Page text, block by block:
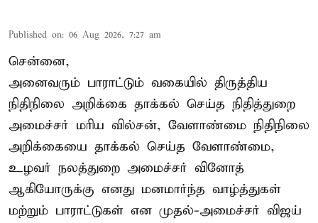
Published on: 06 Aug 2026, 7:27 am
சென்னை,
அனைவரும் பாராட்டும் வகையில் திருத்திய
நிதிநிலை அறிக்கை தாக்கல் செய்த நிதித்துறை
அமைச்சர் மரிய வில்சன், வேளாண்மை நிதிநிலை
அறிக்கையை தாக்கல் செய்த வேளாண்மை,
உழவர் நலத்துறை அமைச்சர் வினோத்
ஆகியோருக்கு எனது மனமார்ந்த வாழ்த்துகள்
மற்றும் பாராட்டுகள் என முதல்-அமைச்சர் விஜய்